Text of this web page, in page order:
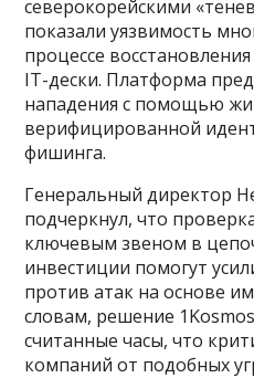
северокорейскими
показали уязвимость
процессе
IT-дески. Платформа
нападения с помощью
верифицированной
фишинга.
Генеральный директор
подчеркнул, что
ключевым звеном в
инвестиции помогут
против атак на основе
словам, решение
считанные часы, что
компаний от подобных